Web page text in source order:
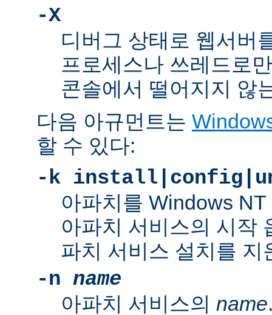
-X
디버그 상태로 웹서버
프로세스나 쓰레드로
콘솔에서 떨어지지 않
다음 아규먼트는
할 수 있다:
-k
아파치를 Windows
아파치 서비스의 시작
파치 서비스 설치를 지
-n name
아파치 서비스의 name